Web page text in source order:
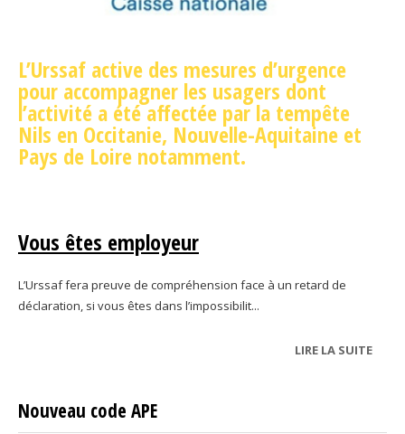
L’Urssaf active des mesures d’urgence
pour accompagner les usagers dont
l’activité a été affectée par la tempête
Nils en Occitanie, Nouvelle-Aquitaine et
Pays de Loire notamment.
Vous êtes employeur
L’Urssaf fera preuve de compréhension face à un retard de
déclaration, si vous êtes dans l’impossibilit...
LIRE LA SUITEDE
Nouveau code APE